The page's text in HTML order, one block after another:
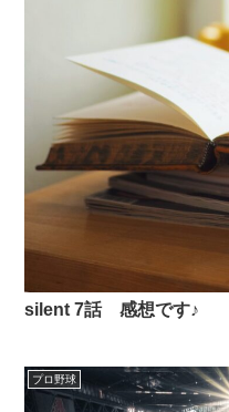
silent 7話 感想です♪
プロ野球